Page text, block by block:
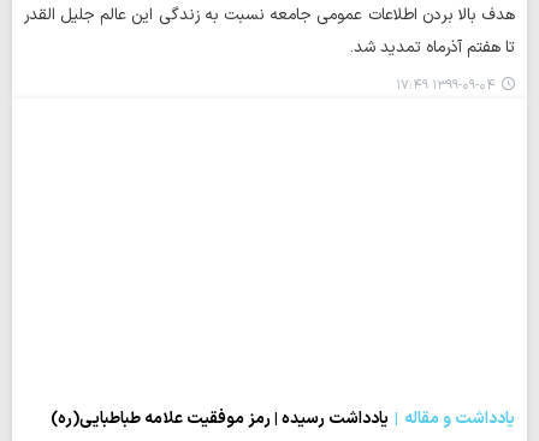
هدف بالا بردن اطلاعات عمومی جامعه نسبت به زندگی این عالم جلیل القدر
تا هفتم آذرماه تمدید شد.
۱۳۹۹-۰۹-۰۴ ۱۷:۴۹
یادداشت و مقاله
یادداشت رسیده | رمز موفقیت علامه طباطبایی(ره)